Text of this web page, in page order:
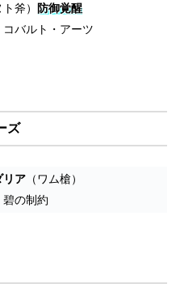
斧）
防御覚醒
バルト・アーツ
ズ
リア （ワム槍）
碧の制約